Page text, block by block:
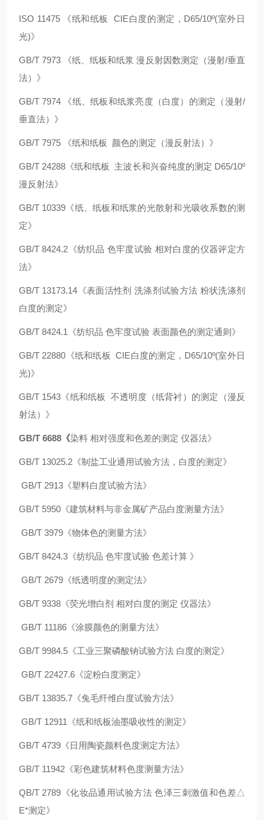
ISO 11475 《纸和纸板 CIE白度的测定，D65/10º(室外日
光)》
GB/T 7973 《纸、纸板和纸浆 漫反射因数测定（漫射/垂直
法）》
GB/T 7974 《纸、纸板和纸浆亮度（白度）的测定（漫射/
垂直法）》
GB/T 7975 《纸和纸板 颜色的测定（漫反射法）》
GB/T 24288《纸和纸板 主波长和兴奋纯度的测定 D65/10º
漫反射法》
GB/T 10339《纸、纸板和纸浆的光散射和光吸收系数的测
定》
GB/T 8424.2《纺织品 色牢度试验 相对白度的仪器评定方
法》
GB/T 13173.14《表面活性剂 洗涤剂试验方法 粉状洗涤剂
白度的测定》
GB/T 8424.1 《纺织品 色牢度试验 表面颜色的测定通则》
GB/T 22880《纸和纸板 CIE白度的测定，D65/10º(室外日
光)》
GB/T 1543《纸和纸板 不透明度（纸背衬）的测定（漫反
射法）》
GB/T 6688 《染料 相对强度和色差的测定 仪器法》
GB/T 13025.2《制盐工业通用试验方法，白度的测定》
GB/T 2913《塑料白度试验方法》
GB/T 5950《建筑材料与非金属矿产品白度测量方法》
GB/T 3979《物体色的测量方法》
GB/T 8424.3 《纺织品 色牢度试验 色差计算 》
GB/T 2679 《纸透明度的测定法》
GB/T 9338《荧光增白剂 相对白度的测定 仪器法》
GB/T 11186《涂膜颜色的测量方法》
GB/T 9984.5《工业三聚磷酸钠试验方法 白度的测定》
GB/T 22427.6《淀粉白度测定》
GB/T 13835.7《兔毛纤维白度试验方法》
GB/T 12911《纸和纸板油墨吸收性的测定》
GB/T 4739《日用陶瓷颜料色度测定方法》
GB/T 11942《彩色建筑材料色度测量方法》
QB/T 2789《化妆品通用试验方法 色泽三刺激值和色差△
E*测定》